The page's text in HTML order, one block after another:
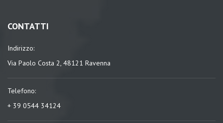
CONTATTI
Indirizzo:
Via Paolo Costa 2, 48121 Ravenna
Telefono:
+ 39 0544 34124